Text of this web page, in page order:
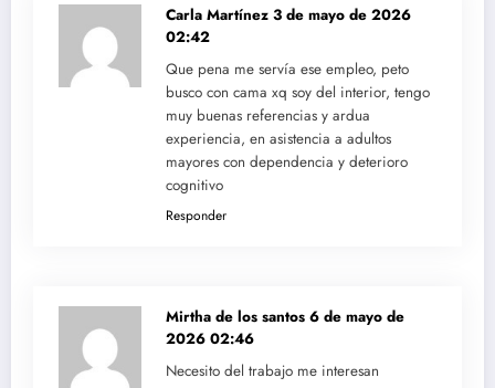
Carla Martínez 3 de mayo de 2026
02:42
Que pena me servía ese empleo, peto
busco con cama xq soy del interior, tengo
muy buenas referencias y ardua
experiencia, en asistencia a adultos
mayores con dependencia y deterioro
cognitivo
Responder
Mirtha de los santos 6 de mayo de
2026 02:46
Necesito del trabajo me interesan